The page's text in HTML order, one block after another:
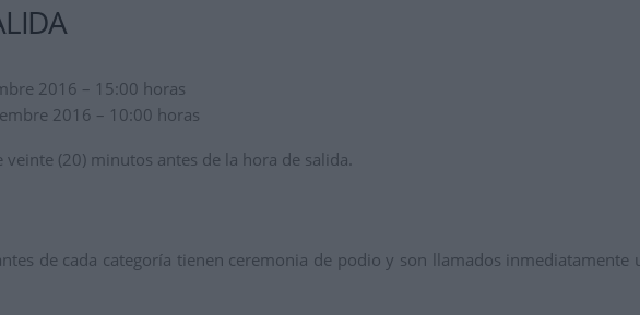
2016 – 15:00 horas
2016 – 10:00 horas
veinte (20) minutos antes de la hora de salida.
de cada categoría tienen ceremonia de podio y son llamados